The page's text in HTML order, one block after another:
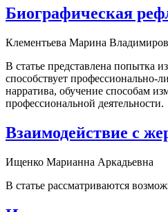
Биографическая
Клементьева Марина
В статье представлена попытка
способствует профессионально-
нарратива, обучение способам
профессиональной деятельности.
Взаимодействие с
Ищенко Марианна Аркадьевна
В статье рассматриваются